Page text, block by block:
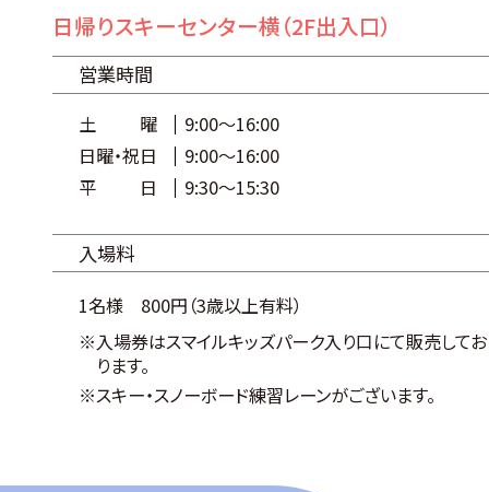
日帰りスキーセンター横（2F出入口）
営業時間
土曜
9:00～16:00
日曜・祝日
9:00～16:00
平日
9:30～15:30
入場料
1名様 800円（3歳以上有料）
入場券はスマイルキッズパーク入り口にて販売してお
ります。
スキー・スノーボード練習レーンがございます。